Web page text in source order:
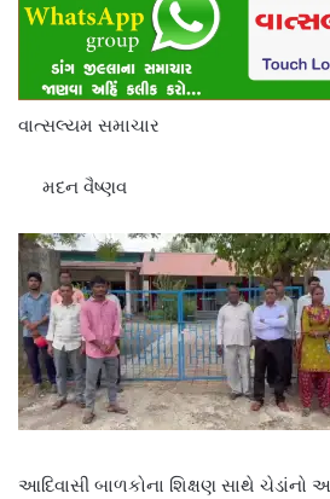
વાત્સલ્યમ સમાચાર
મદન વૈષ્ણવ
આદિવાસી બાળકોના શિક્ષણ સાથે ચેડાંનો